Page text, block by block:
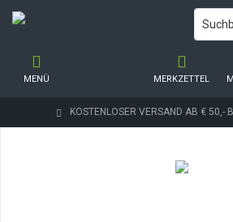
KOSTENLOSER VERSAND AB € 50,-
MERKZETTEL
MENÜ